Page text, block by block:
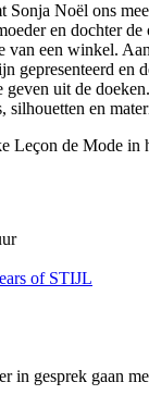
Noël ons
en dochter
van een winkel.
gepresenteerd en
geven uit de
en
Leçon de Mode in
of STIJL
in gesprek gaan